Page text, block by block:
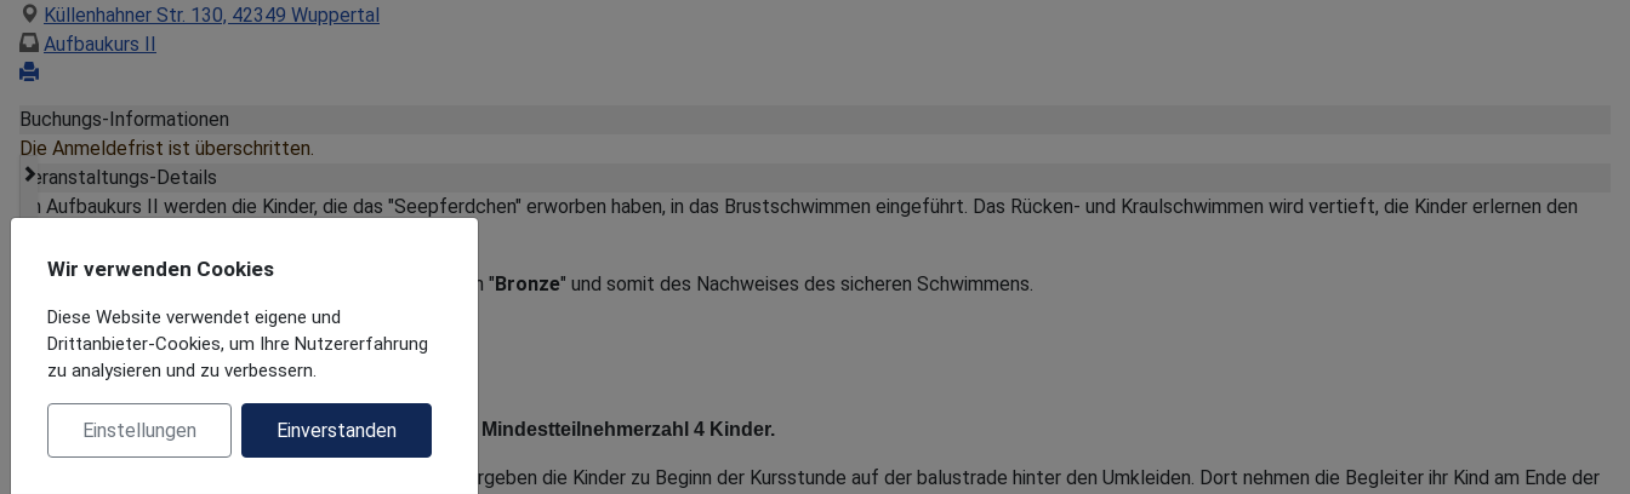
Wir verwenden Cookies
Diese Website verwendet eigene und
Drittanbieter-Cookies, um Ihre Nutzererfahrung
zu analysieren und zu verbessern.
Einstellungen Einverstanden
Küllenhahner Str. 130, 42349 Wuppertal
Aufbaukurs II
Buchungs-Informationen
Die Anmeldefrist ist überschritten.
Veranstaltungs-Details
Im Aufbaukurs II werden die Kinder, die das "Seepferdchen" erworben haben, in das Brustschwimmen eingeführt. Das Rücken- und Kraulschwimmen wird vertieft, die Kinder erlernen den
Ziel des Kurses ist der Erwerb des Schwimmabzeichen "Bronze" und somit des Nachweises des sicheren Schwimmens.
Gruppenstärke maximal 7 Kinder je Übungsleiter - Mindestteilnehmerzahl 4 Kinder.
Die Eltern helfen den Kindern beim Umkleiden und übergeben die Kinder zu Beginn der Kursstunde auf der balustrade hinter den Umkleiden. Dort nehmen die Begleiter ihr Kind am Ende der